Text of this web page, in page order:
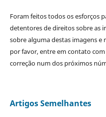
Foram feitos todos os esforços
detentores de direitos sobre as
sobre alguma destas imagens
por favor, entre em contato
correção num dos próximos
Artigos Semelhantes